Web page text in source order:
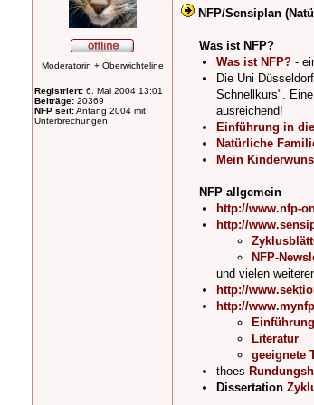
Moderatorin + Oberwichteline
Registriert: 6. Mai 2004 13:01
Beiträge: 20369
NFP seit:Anfang 2004 mit
Unterbrechungen
NFP/Sensiplan
Was ist NFP?
Was ist NFP? -
Die Uni
Schnellkurs".
ausreichend!
Einführung in
Natürliche
Mein
NFP allgemein
http://www.nfp-
http://
NFP-
und vielen
http://
http://
Literatur
geeignete
thoes
Dissertation